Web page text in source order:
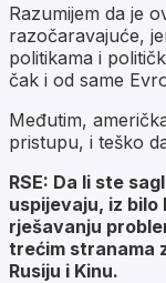
Razumijem da je
razočaravajuće,
politikama i
čak i od same
Međutim,
pristupu, i teško
RSE: Da li ste
uspijevaju, iz bilo
rješavanju
trećim stranama
Rusiju i Kinu.